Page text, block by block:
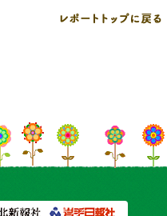
プライバシーポリシー